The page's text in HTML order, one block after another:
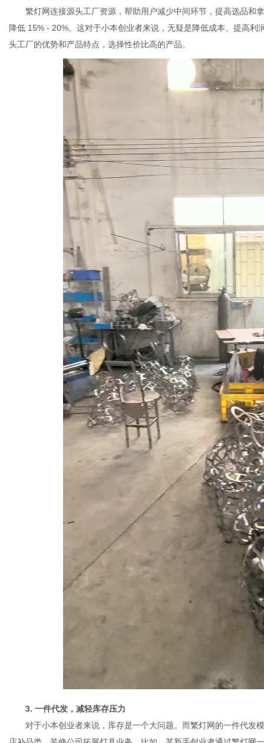
繁灯网连接源头工厂资源，帮助用户减少中间环节，提高选品和
降低 15% - 20%。这对于小本创业者来说，无疑是降低成本、提高
头工厂的优势和产品特点，选择性价比高的产品。
3. 一件代发，减轻库存压力
对于小本创业者来说，库存是一个大问题。而繁灯网的一件代发